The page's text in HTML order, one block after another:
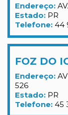
Endereço:
Estado: PR
Telefone: 44
FOZ DO
Endereço:
526
Estado: PR
Telefone: 45